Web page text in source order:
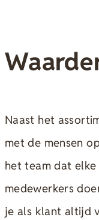
Naast het
met de mensen
het team dat
medewerkers
je als klant altijd